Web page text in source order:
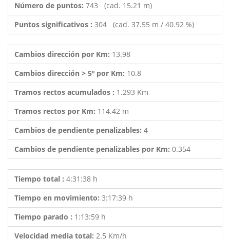
Número de puntos: 743 (cad. 15.21 m)
Puntos significativos : 304 (cad. 37.55 m / 40.92 %)
Cambios dirección por Km: 13.98
Cambios dirección > 5º por Km: 10.8
Tramos rectos acumulados : 1.293 Km
Tramos rectos por Km: 114.42 m
Cambios de pendiente penalizables: 4
Cambios de pendiente penalizables por Km: 0.354
Tiempo total : 4:31:38 h
Tiempo en movimiento: 3:17:39 h
Tiempo parado : 1:13:59 h
Velocidad media total: 2.5 Km/h